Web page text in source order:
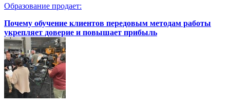
Образование продает:
Почему обучение клиентов передовым методам работы
укрепляет доверие и повышает прибыль